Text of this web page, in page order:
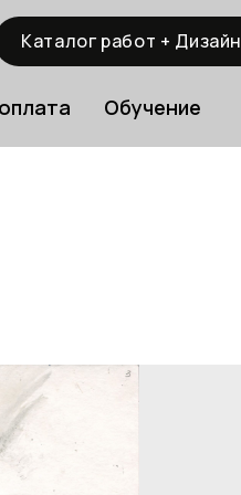
Каталог работ + Дизайн
Обучение